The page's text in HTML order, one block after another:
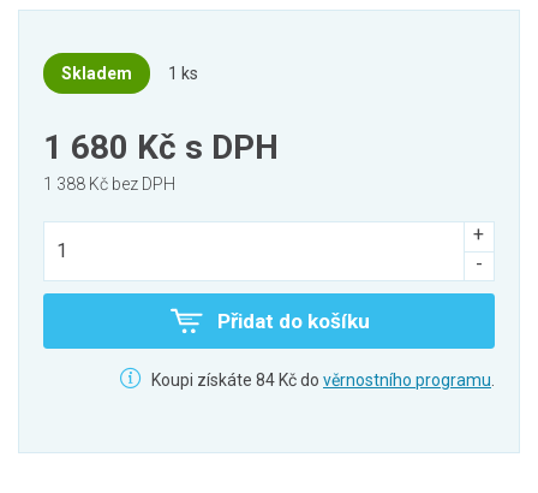
Skladem 1 ks
1 680 Kč s DPH
1 388 Kč bez DPH
Přidat do košíku
Koupi získáte 84 Kč do věrnostního programu